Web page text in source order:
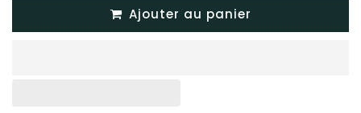
Ajouter au panier